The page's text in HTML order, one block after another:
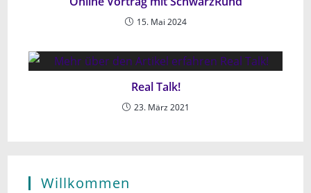
15. Mai 2024
Real Talk!
23. März 2021
Willkommen